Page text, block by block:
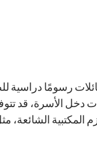
رسومًا دراسية
دخل الأسرة، قد
المكتبية